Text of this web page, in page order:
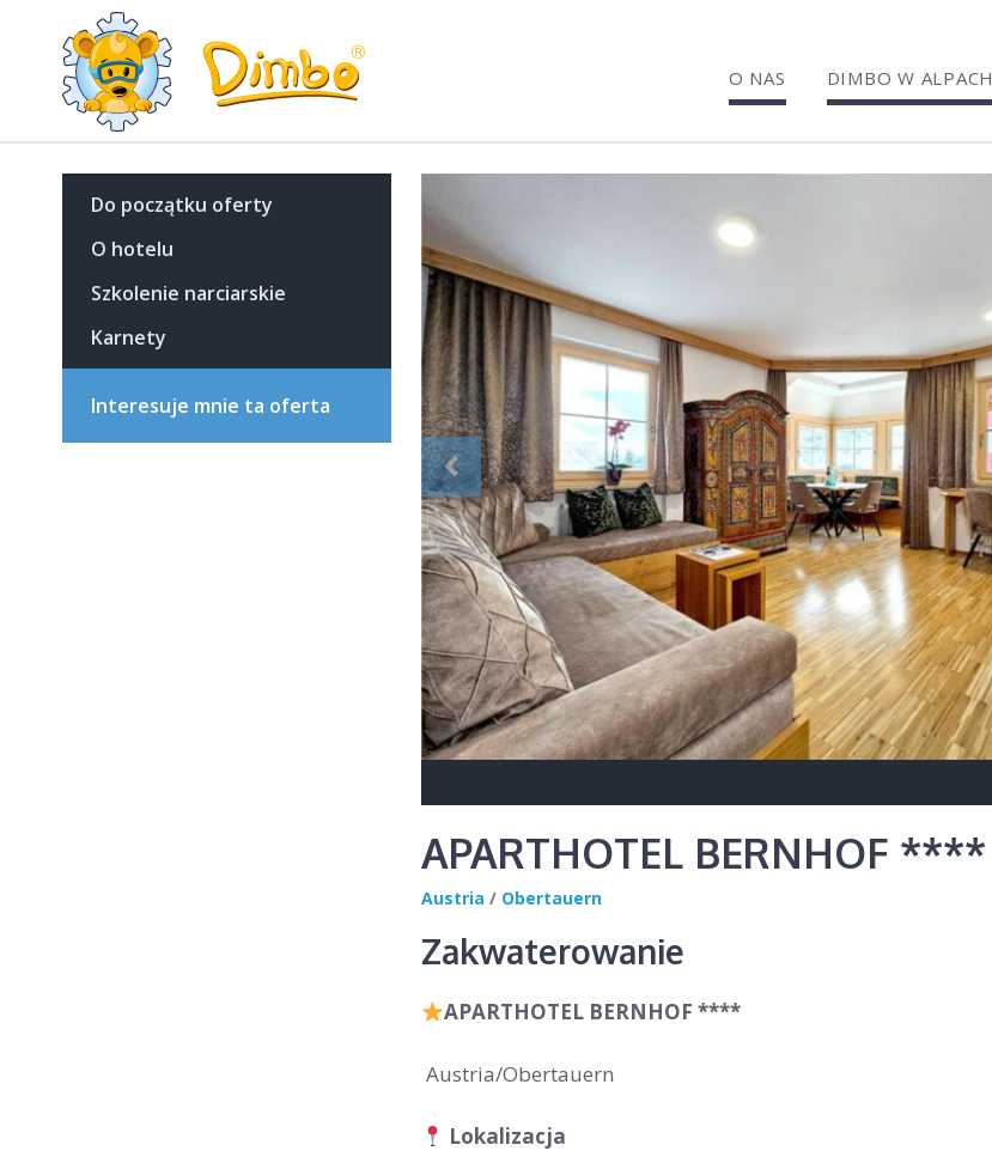
O NAS DIMBO W ALPACH
Do początku oferty
O hotelu
Szkolenie narciarskie
Karnety
Interesuje mnie ta oferta
APARTHOTEL BERNHOF ****
Austria / Obertauern
Zakwaterowanie
APARTHOTEL BERNHOF ****
Austria/Obertauern
Lokalizacja